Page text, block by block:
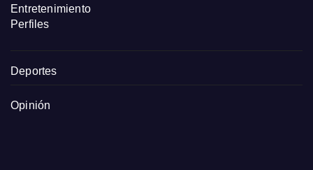
Entretenimiento
Perfiles
Deportes
Opinión